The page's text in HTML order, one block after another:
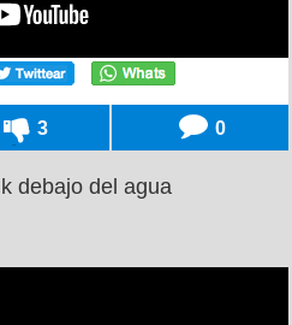
3 0
debajo del agua